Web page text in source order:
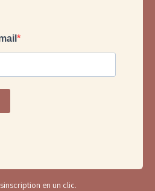
en un clic.